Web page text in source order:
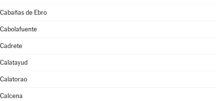
Cabañas de Ebro
Cabolafuente
Cadrete
Calatayud
Calatorao
Calcena